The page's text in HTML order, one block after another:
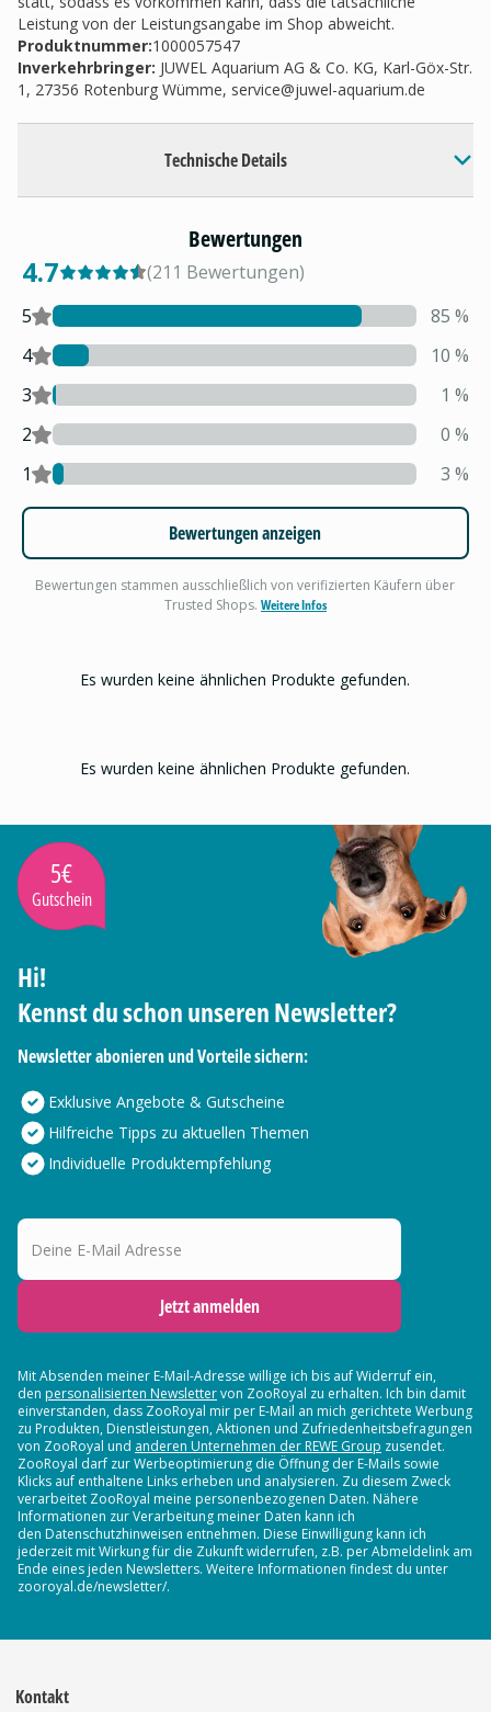
Leistung von der Leistungsangabe im Shop abweicht.
Produktnummer:1000057547
Inverkehrbringer: JUWEL Aquarium AG & Co. KG, Karl-Göx-Str.
1, 27356 Rotenburg Wümme, service@juwel-aquarium.de
Technische Details
Bewertungen
4.7 (211 Bewertungen)
5
85 %
4
10 %
3
1 %
2
0 %
1
3 %
Bewertungen anzeigen
Bewertungen stammen ausschließlich von verifizierten Käufern über
Trusted Shops. Weitere Infos
Es wurden keine ähnlichen Produkte gefunden.
Es wurden keine ähnlichen Produkte gefunden.
5€
Gutschein
Hi!
Kennst du schon unseren Newsletter?
Newsletter abonieren und Vorteile sichern:
Exklusive Angebote & Gutscheine
Hilfreiche Tipps zu aktuellen Themen
Individuelle Produktempfehlung
Deine E-Mail Adresse
Jetzt anmelden
Mit Absenden meiner E-Mail-Adresse willige ich bis auf Widerruf ein,
den personalisierten Newslettervon ZooRoyal zu erhalten. Ich bin damit
einverstanden, dass ZooRoyal mir per E-Mail an mich gerichtete Werbung
zu Produkten, Dienstleistungen, Aktionen und Zufriedenheitsbefragungen
von ZooRoyal und anderen Unternehmen der REWE Group zusendet.
ZooRoyal darf zur Werbeoptimierung die Öffnung der E-Mails sowie
Klicks auf enthaltene Links erheben und analysieren. Zu diesem Zweck
verarbeitet ZooRoyal meine personenbezogenen Daten. Nähere
Informationen zur Verarbeitung meiner Daten kann ich
den Datenschutzhinweisen entnehmen. Diese Einwilligung kann ich
jederzeit mit Wirkung für die Zukunft widerrufen, z.B. per Abmeldelink am
Ende eines jeden Newsletters. Weitere Informationen findest du unter
zooroyal.de/newsletter/.
Kontakt